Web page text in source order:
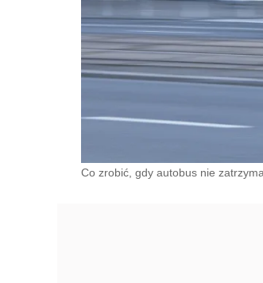
Co zrobić, gdy autobus nie